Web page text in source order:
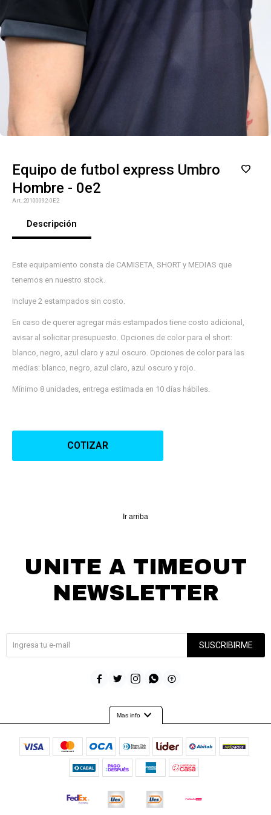
Equipo de futbol express Umbro
Hombre - 0e2
20100092-0E2
Descripción
Este equipamiento consta de CAMISETA, SHORT y MEDIAS que
tenemos en nuestro stock.
Incluye 2 estampados sin costo.
En caso de querer agregar más estampados tiene costo adicional,
avisar al solicitar presupuesto. Opciones de color para el short:
blanco, negro, azul claro y azul oscuro. Opciones de color para las
medias: blanco, negro, azul claro, azul oscuro y rojo.
Mínimo 8 unidades, entrega estimada en 10 días hábiles.
COTIZAR
Ir arriba
UNITE A TIMEOUT
NEWSLETTER
SUSCRIBIRME
    
Mas infoexpand_more
Después, hasta en 12
cuotas y sin tocar tu
tarjeta de crédito
comprar!
Comprá en 3 cuotas sin recargo o hasta en
12 cuotas * ¡Solo con tu cédula!
Verifica si estás calificado para comprar
Cédula de identidad
Fecha de nacimiento
Estás calificado para comprar usando Pago
Después.
¡Tenés hasta
para comprar en las cuotas que
prefieras!
Elegí tus productos preferidos
Ups!
Parece que no tenes oferta, lamentamos el
inconveniente, por cualquier duda contactanos
¡Algo salió mal!
Por favor intenta nuevamente mas tarde.